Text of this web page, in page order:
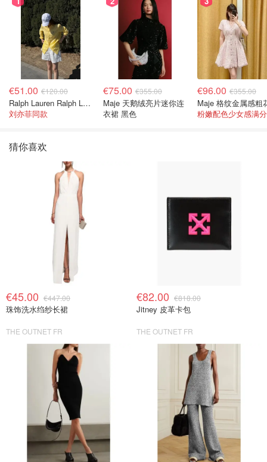
€51.00 €120.00
Ralph Lauren Ralph Lauren 男童亚麻衬衫
刘亦菲同款
€75.00 €355.00
Maje 天鹅绒亮片迷你连
衣裙 黑色
€96.00 €355.00
粉嫩配色少女感满
猜你喜欢
€45.00 €447.00
珠饰洗水绉纱长裙
THE OUTNET FR
€82.00 €818.00
Jitney 皮革卡包
THE OUTNET FR